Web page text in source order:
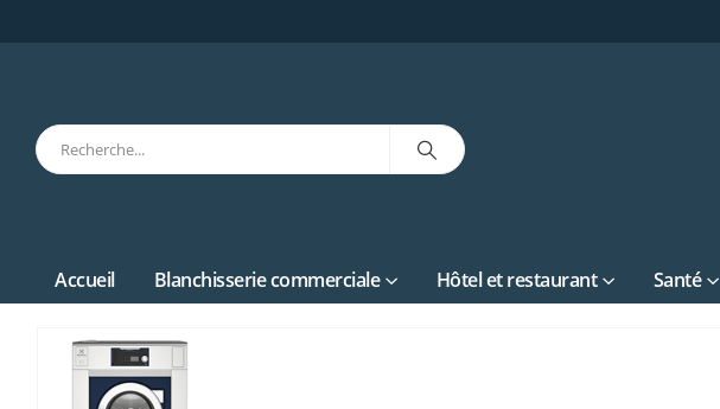
Accueil Blanchisserie commerciale Hôtel et restaurant Santé